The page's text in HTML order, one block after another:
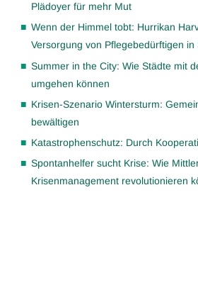
Plädoyer für mehr Mut
Wenn der Himmel tobt: Hurrikan
Versorgung von Pflegebedürftigen in
Summer in the City: Wie Städte mit
umgehen können
Krisen-Szenario Wintersturm:
bewältigen
Katastrophenschutz: Durch
Spontanhelfer sucht Krise: Wie
Krisenmanagement revolutionieren